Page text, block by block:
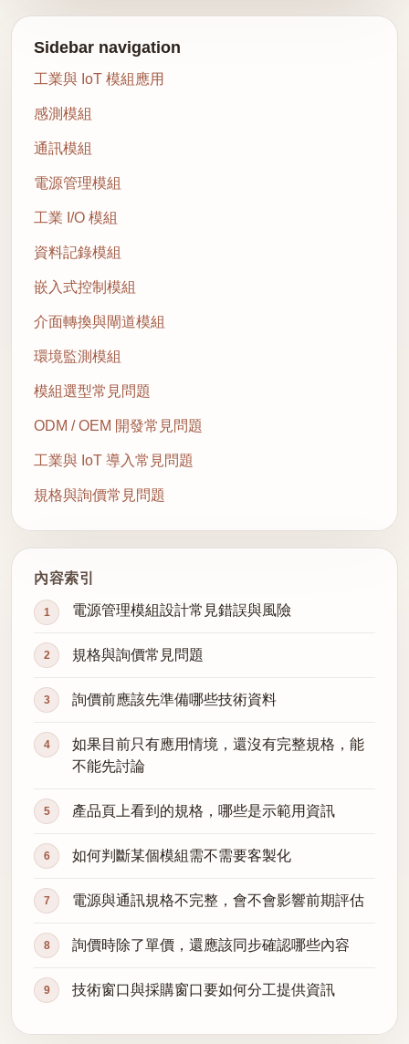
Sidebar navigation
工業與 IoT 模組應用
感測模組
通訊模組
電源管理模組
工業 I/O 模組
資料記錄模組
嵌入式控制模組
介面轉換與閘道模組
環境監測模組
模組選型常見問題
ODM / OEM 開發常見問題
工業與 IoT 導入常見問題
規格與詢價常見問題
內容索引
電源管理模組設計常見錯誤與風險
規格與詢價常見問題
詢價前應該先準備哪些技術資料
如果目前只有應用情境，還沒有完整規格，能
不能先討論
產品頁上看到的規格，哪些是示範用資訊
如何判斷某個模組需不需要客製化
電源與通訊規格不完整，會不會影響前期評估
詢價時除了單價，還應該同步確認哪些內容
技術窗口與採購窗口要如何分工提供資訊